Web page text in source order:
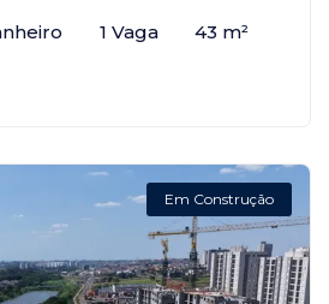
1 Vaga 43 m²
Em Construção